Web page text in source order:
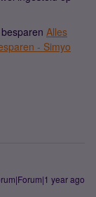
Alles
- Simyo
year ago